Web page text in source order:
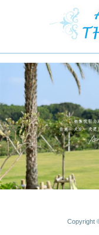
Copyright